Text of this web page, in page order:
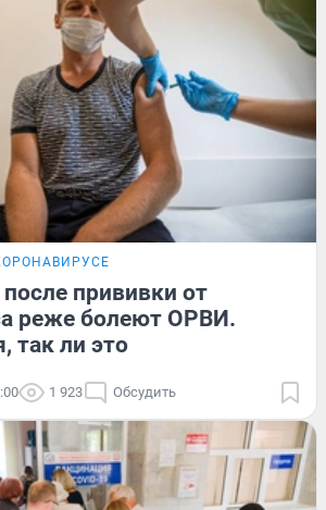
прививки от
реже болеют ОРВИ.
так ли это
1 923 Обсудить